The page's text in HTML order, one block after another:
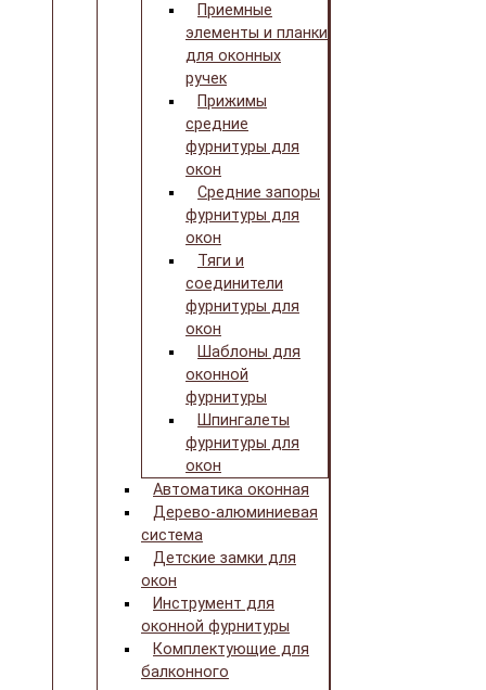
Приемные
элементы и планки
для оконных
ручек
Прижимы
средние
фурнитуры для
окон
Средние запоры
фурнитуры для
окон
Тяги и
соединители
фурнитуры для
окон
Шаблоны для
оконной
фурнитуры
Шпингалеты
фурнитуры для
окон
Автоматика оконная
Дерево-алюминиевая
система
Детские замки для
окон
Инструмент для
оконной фурнитуры
Комплектующие для
балконного